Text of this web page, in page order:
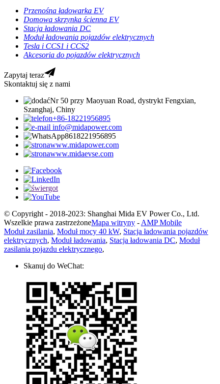
Przenośna ładowarka EV
Domowa skrzynka ścienna EV
Stacja ładowania DC
Moduł ładowania pojazdów elektrycznych
Tesla i CCS1 i CCS2
Akcesoria do pojazdów elektrycznych
Zapytaj teraz
Skontaktuj się z nami
Nr 50 przy Maoyuan Road, dystrykt Fengxian,
Szanghaj, Chiny
+86-18221956895
info@midapower.com
8618221956895
www.midapower.com
www.midaevse.com
© Copyright - 2018-2023: Shanghai Mida EV Power Co., Ltd.
Wszelkie prawa zastrzeżoneMapa witryny - AMP Mobile
Moduł zasilania, Moduł mocy 40 kW, Stacja ładowania pojazdów
elektrycznych, Moduł ładowania, Stacja ładowania DC, Moduł
zasilania pojazdu elektrycznego,
Skanuj do WeChat: